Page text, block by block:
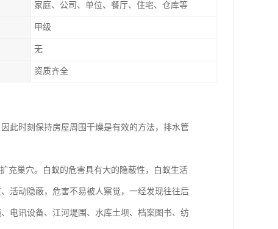
家庭、公司、单位、餐厅、住宅、仓库等
甲级
无
资质齐全
此时刻保持房屋周围干燥是有效的方法，排水管
充巢穴。白蚁的危害具有大的隐蔽性，白蚁生活
活动隐蔽，危害不易被人察觉，一经发现往往后
电讯设备、江河堤围、水库土坝、档案图书、纺